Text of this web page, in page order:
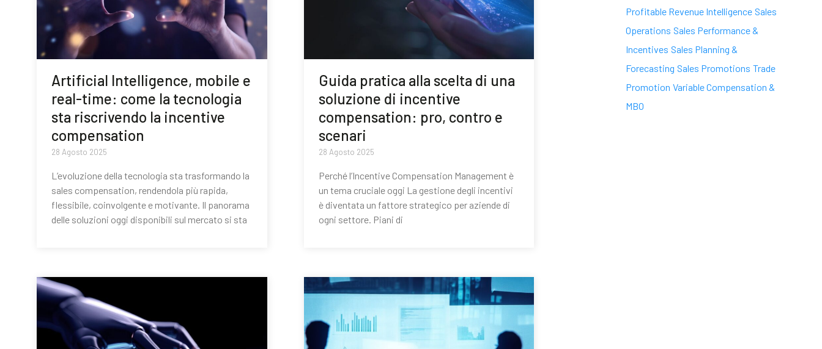
Artificial Intelligence, mobile e
real-time: come la tecnologia
sta riscrivendo la incentive
compensation
28 Agosto 2025
L’evoluzione della tecnologia sta trasformando la
sales compensation, rendendola più rapida,
flessibile, coinvolgente e motivante. Il panorama
delle soluzioni oggi disponibili sul mercato si sta
Guida pratica alla scelta di una
soluzione di incentive
compensation: pro, contro e
scenari
28 Agosto 2025
Perché l’Incentive Compensation Management è
un tema cruciale oggi La gestione degli incentivi
è diventata un fattore strategico per aziende di
ogni settore. Piani di
Profitable Revenue Intelligence Sales
Operations Sales Performance &
Incentives Sales Planning &
Forecasting Sales Promotions Trade
Promotion Variable Compensation &
MBO